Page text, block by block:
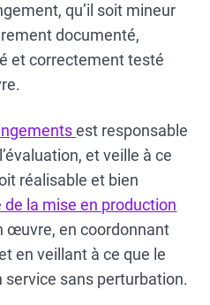
qu’il soit mineur
documenté,
et correctement testé
est responsable
et veille à ce
réalisable et bien
de la mise en production
œuvre, en coordonnant
en veillant à ce que le
sans perturbation.